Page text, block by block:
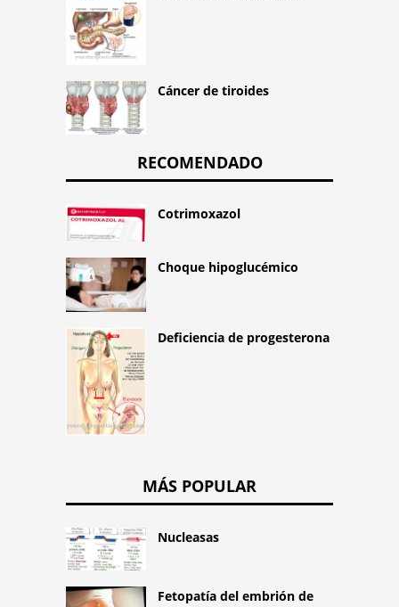
Cáncer de tiroides
RECOMENDADO
Cotrimoxazol
Choque hipoglucémico
Deficiencia de progesterona
MÁS POPULAR
Nucleasas
Fetopatía del embrión de